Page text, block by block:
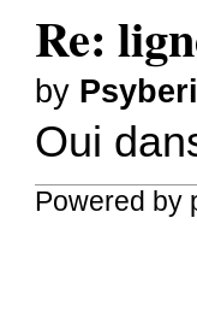
Re:
by
Oui
Powered by